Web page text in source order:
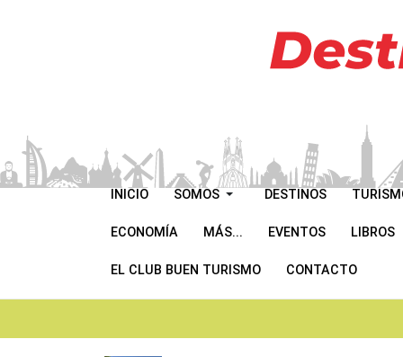
INICIO SOMOS DESTINOS
ECONOMÍA MÁS... EVENTOS LIBROS
EL CLUB BUEN TURISMO CONTACTO